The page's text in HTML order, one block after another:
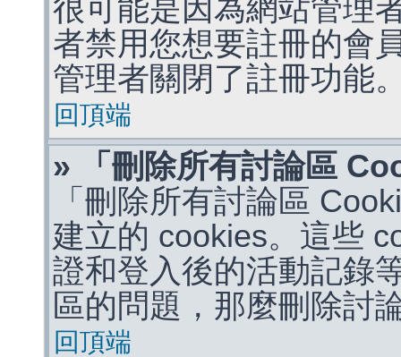
很可能是因為網站管理
者禁用您想要註冊的會
管理者關閉了註冊功能
回頂端
» 「刪除所有討論區
「刪除所有討論區
建立的 cookies。這些
證和登入後的活動記錄
區的問題，那麼刪除討
回頂端